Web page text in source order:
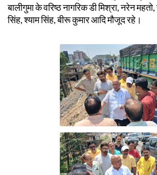
बालीगुमा के वरिष्ठ नागरिक डी मिश्रा, नरेन
सिंह, श्याम सिंह, बीरू कुमार आदि मौजूद रहे।